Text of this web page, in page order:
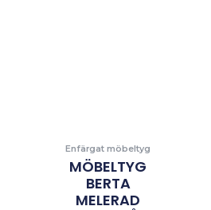
Enfärgat möbeltyg
MÖBELTYG
BERTA
MELERAD